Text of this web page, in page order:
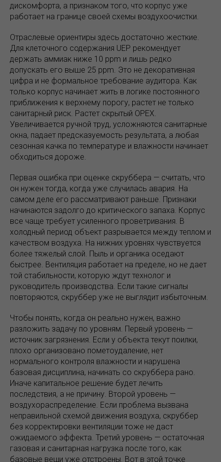
дискомфорта, а признаком того, что корпус уже
работает на границе своей схемы воздухоочистки.
Отраслевые ориентиры здесь достаточно жесткие.
Для клеточного содержания UEP рекомендует
держать аммиак ниже 10 ppm и лишь редко
допускать его выше 25 ppm. Это не декоративная
цифра и не формальное требование аудитора. Как
только корпус начинает жить в логике постоянного
приближения к верхнему порогу, растет не только
санитарный риск. Растет скрытый OPEX.
Увеличивается ручной труд, усложняются санитарные
окна, падает предсказуемость результата, а любая
сезонная качка по температуре и влажности начинает
обходиться дороже.
Первая ошибка при оценке скруббера — считать, что
он нужен тогда, когда уже случилась авария. На
самом деле его рассматривают раньше. Признаки
начинаются задолго до критического запаха. Корпус
все чаще требует усиленного проветривания. В
холодный период объект разрывается между теплом и
качеством воздуха. На нижних уровнях чувствуется
более тяжелый слой. Пыль и органика оседают
быстрее. Вентиляция работает на пределе, но не дает
той стабильности, которую ждут технолог и
руководитель производства. Если такие сигналы
повторяются, скруббер уже не выглядит избыточным.
Чтобы понять, когда он реально нужен, важно
разложить задачу по уровням. Первый уровень —
источник загрязнения. Если у объекта текут поилки,
плохо организовано пометоудаление, нет
нормального контроля влажности и нарушена
базовая дисциплина, начинать со скруббера рано.
Иначе капитальное решение будет лечить
последствия, а не причину. Второй уровень —
воздухораспределение. Если проблема вызвана
неправильной схемой движения воздуха, скруббер
без корректировки вентиляции тоже не даст
ожидаемого эффекта. Третий уровень — остаточная
газовая и санитарная нагрузка после того, как
базовые вещи уже отстроены. Вот в этой точке